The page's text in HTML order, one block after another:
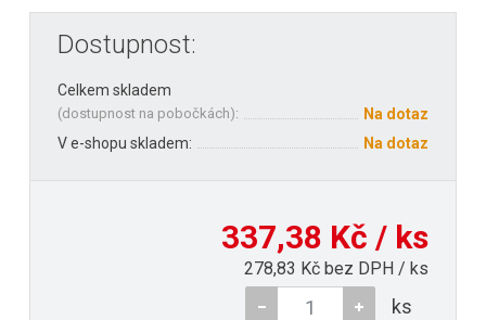
Dostupnost:
Celkem skladem
(dostupnost na pobočkách):
Na dotaz
V e-shopu skladem:
Na dotaz
337,38 Kč / ks
278,83 Kč bez DPH / ks
ks